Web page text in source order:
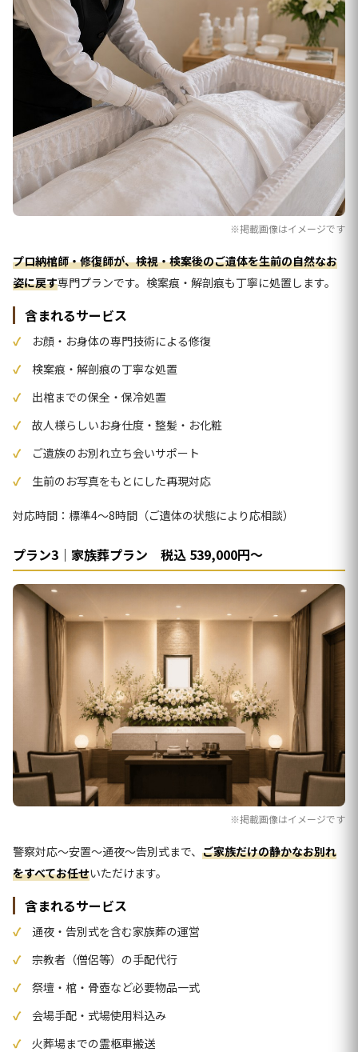
※掲載画像はイメージです
プロ納棺師・修復師が、検視・検案後のご遺体を生前の自然なお
姿に戻す専門プランです。検案痕・解剖痕も丁寧に処置します。
含まれるサービス
お顔・お身体の専門技術による修復
検案痕・解剖痕の丁寧な処置
出棺までの保全・保冷処置
故人様らしいお身仕度・整髪・お化粧
ご遺族のお別れ立ち会いサポート
生前のお写真をもとにした再現対応
対応時間：標準4〜8時間（ご遺体の状態により応相談）
プラン3｜家族葬プラン 税込 539,000円〜
※掲載画像はイメージです
警察対応〜安置〜通夜〜告別式まで、 ご家族だけの静かなお別れ
をすべてお任せいただけます。
含まれるサービス
通夜・告別式を含む家族葬の運営
宗教者（僧侶等）の手配代行
祭壇・棺・骨壺など必要物品一式
会場手配・式場使用料込み
火葬場までの霊柩車搬送